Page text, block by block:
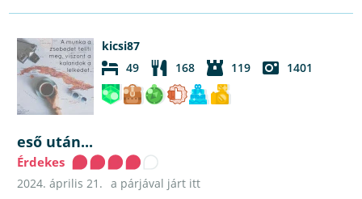
kicsi87
49
168 119 1401
eső után...
Érdekes
2024. április 21. a párjával járt itt